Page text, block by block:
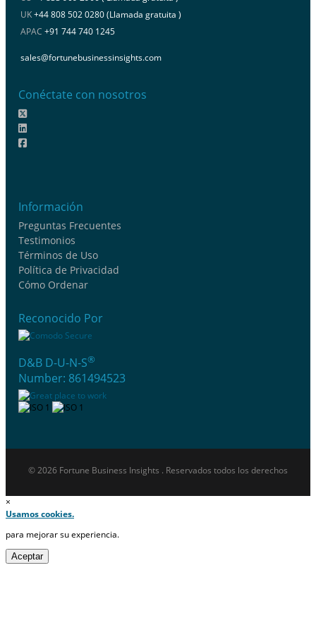
UK+44 808 502 0280 (Llamada gratuita )
APAC +91 744 740 1245
sales@fortunebusinessinsights.com
Conéctate con nosotros
Información
Preguntas Frecuentes
Testimonios
Términos de Uso
Política de Privacidad
Cómo Ordenar
Reconocido Por
D&B D-U-N-S®
Number: 861494523
© 2026 Fortune Business Insights . Reservados todos los derechos
×
Usamos cookies.
para mejorar su experiencia.
Aceptar